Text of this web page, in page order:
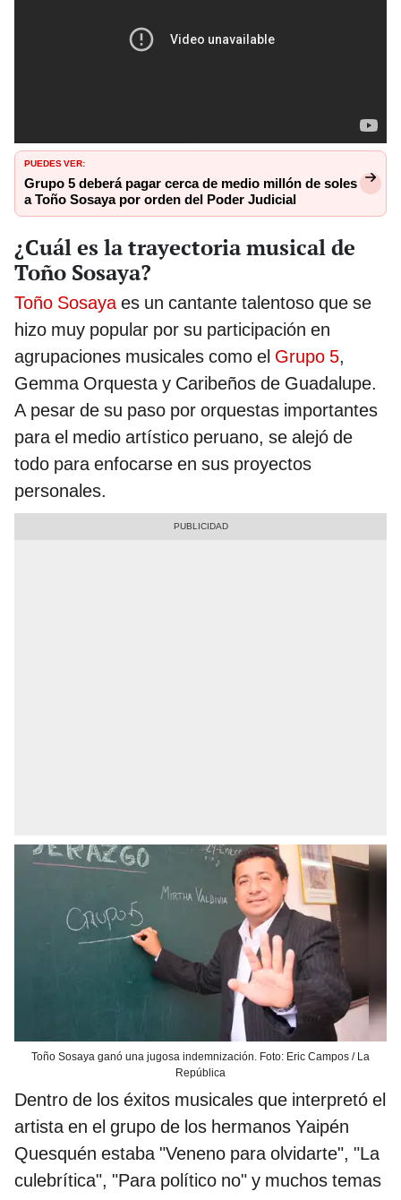
PUEDES VER:
Grupo 5 deberá pagar cerca de medio millón de soles
a Toño Sosaya por orden del Poder Judicial
¿Cuál es la trayectoria musical de
Toño Sosaya?
Toño Sosayaes un cantante talentoso que se
hizo muy popular por su participación en
agrupaciones musicales como el Grupo 5,
Gemma Orquesta y Caribeños de Guadalupe.
A pesar de su paso por orquestas importantes
para el medio artístico peruano, se alejó de
todo para enfocarse en sus proyectos
personales.
Toño Sosaya ganó una jugosa indemnización. Foto: Eric Campos / La
República
Dentro de los éxitos musicales que interpretó el
artista en el grupo de los hermanos Yaipén
Quesquén estaba "Veneno para olvidarte", "La
culebrítica", "Para político no" y muchos temas